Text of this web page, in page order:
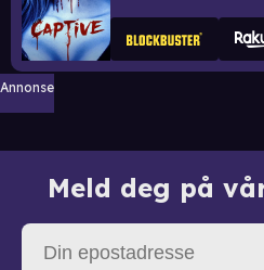
Annonse
Meld deg på